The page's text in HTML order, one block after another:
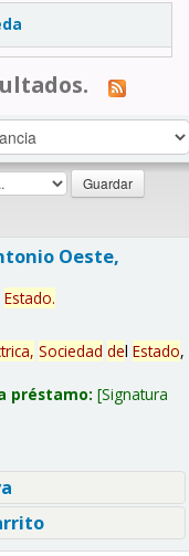
Oeste,
Estado.
Sociedad del Estado,
préstamo: Signatura